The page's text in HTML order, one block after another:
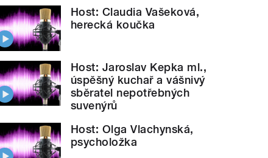
Host: Claudia Vašeková,
herecká koučka
Host: Jaroslav Kepka ml.,
úspěšný kuchař a vášnivý
sběratel nepotřebných
suvenýrů
Host: Olga Vlachynská,
psycholožka